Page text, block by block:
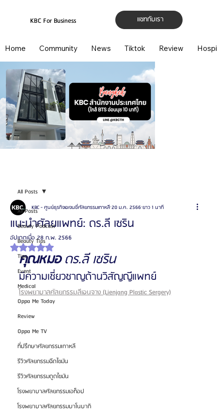
แชทกับเรา
KBC For Business
Home Community News Tiktok Review
All Posts
Beauty Podcast
Beauty Tips
Tips
Event
Medical
Oppa Me Today
Review
Oppa Me TV
ที่ปรึกษาศัลยกรรมเกาหลี
รีวิวศัลยกรรมฉีดไขมัน
รีวิวศัลยกรรมดูดไขมัน
โรงพยาบาลศัลยกรรมเอท็อป
โรงพยาบาลศัลยกรรมบาโนบากิ
All Posts
แนะนำศัลยแพทย์: ดร.ลี เซริน
KBC - ศูนย์ธุรกิจเอเจนซี่ศัลยกรรมเกาหลี20 ม.ค. 2566ยาว 1 นาที
อัปเดตเมื่อ28 ก.พ. 2566
ได้รับ NaN เต็ม 5 ดาว
คุณหมอ ดร.ลี เซริน
มีความเชี่ยวชาญด้านวิสัญญีแพทย์
โรงพยาบาลศัลยกรรมลีเอนจาง (Lienjang Plastic Sergery)